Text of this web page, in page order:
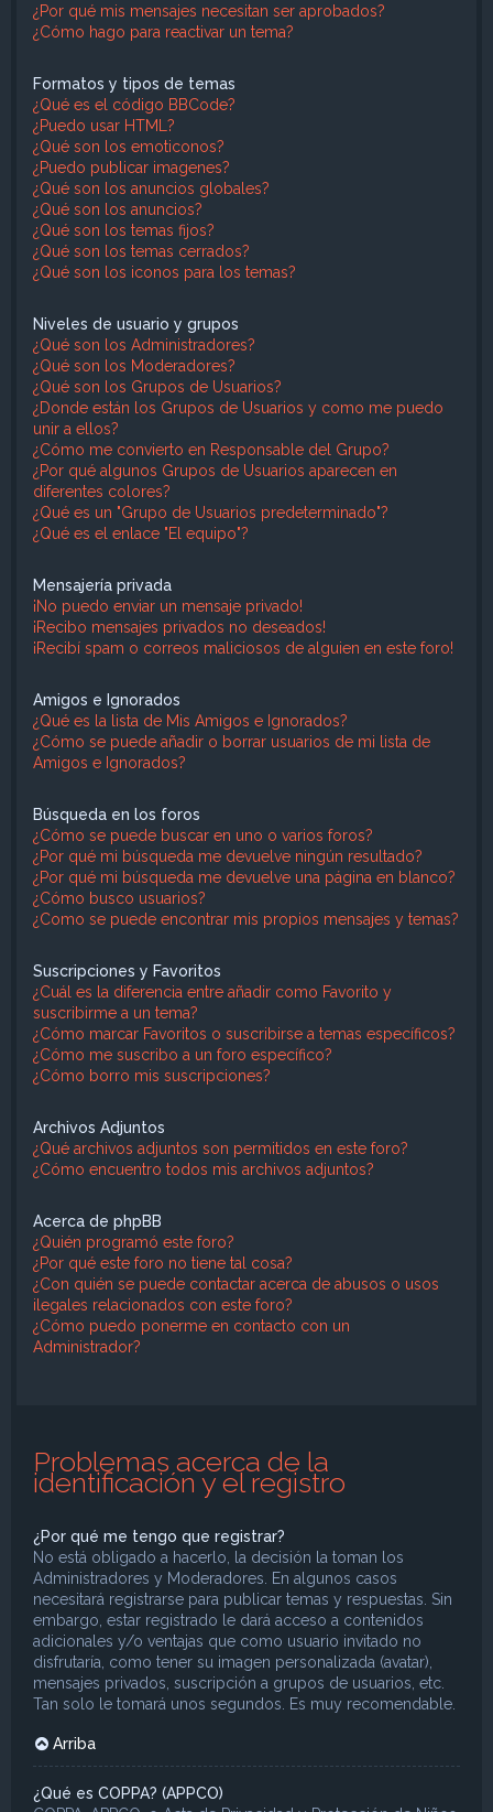
¿Por qué mis mensajes necesitan ser aprobados?
¿Cómo hago para reactivar un tema?
Formatos y tipos de temas
¿Qué es el código BBCode?
¿Puedo usar HTML?
¿Qué son los emoticonos?
¿Puedo publicar imagenes?
¿Qué son los anuncios globales?
¿Qué son los anuncios?
¿Qué son los temas fijos?
¿Qué son los temas cerrados?
¿Qué son los iconos para los temas?
Niveles de usuario y grupos
¿Qué son los Administradores?
¿Qué son los Moderadores?
¿Qué son los Grupos de Usuarios?
¿Donde están los Grupos de Usuarios y como me puedo
unir a ellos?
¿Cómo me convierto en Responsable del Grupo?
¿Por qué algunos Grupos de Usuarios aparecen en
diferentes colores?
¿Qué es un "Grupo de Usuarios predeterminado"?
¿Qué es el enlace "El equipo"?
Mensajería privada
¡No puedo enviar un mensaje privado!
¡Recibo mensajes privados no deseados!
¡Recibí spam o correos maliciosos de alguien en este foro!
Amigos e Ignorados
¿Qué es la lista de Mis Amigos e Ignorados?
¿Cómo se puede añadir o borrar usuarios de mi lista de
Amigos e Ignorados?
Búsqueda en los foros
¿Cómo se puede buscar en uno o varios foros?
¿Por qué mi búsqueda me devuelve ningún resultado?
¿Por qué mi búsqueda me devuelve una página en blanco?
¿Cómo busco usuarios?
¿Como se puede encontrar mis propios mensajes y temas?
Suscripciones y Favoritos
¿Cuál es la diferencia entre añadir como Favorito y
suscribirme a un tema?
¿Cómo marcar Favoritos o suscribirse a temas específicos?
¿Cómo me suscribo a un foro específico?
¿Cómo borro mis suscripciones?
Archivos Adjuntos
¿Qué archivos adjuntos son permitidos en este foro?
¿Cómo encuentro todos mis archivos adjuntos?
Acerca de phpBB
¿Quién programó este foro?
¿Por qué este foro no tiene tal cosa?
¿Con quién se puede contactar acerca de abusos o usos
ilegales relacionados con este foro?
¿Cómo puedo ponerme en contacto con un
Administrador?
Problemas acerca de la
identificación y el registro
¿Por qué me tengo que registrar?
No está obligado a hacerlo, la decisión la toman los
Administradores y Moderadores. En algunos casos
necesitará registrarse para publicar temas y respuestas. Sin
embargo, estar registrado le dará acceso a contenidos
adicionales y/o ventajas que como usuario invitado no
disfrutaría, como tener su imagen personalizada (avatar),
mensajes privados, suscripción a grupos de usuarios, etc.
Tan solo le tomará unos segundos. Es muy recomendable.
Arriba
¿Qué es COPPA? (APPCO)